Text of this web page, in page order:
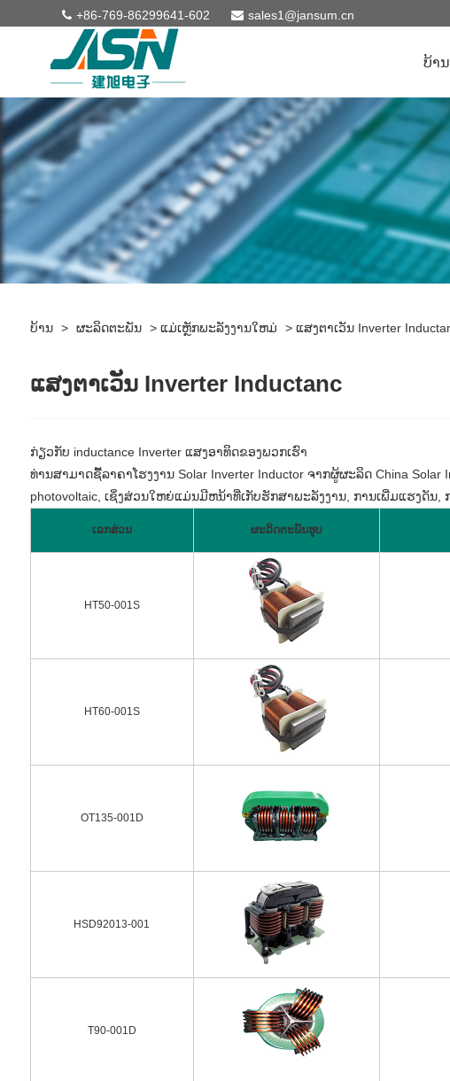
+86-769-86299641-602 sales1@jansum.cn
ບ້ານ
ບ້ານ > ຜະລິດຕະພັນ > ແມ່ເຫຼັກພະລັງງານໃຫມ່ > ແສງຕາເວັນ Inverter
ແສງຕາເວັນ Inverter Inductanc
ກ່ຽວກັບ inductance Inverter ແສງອາທິດຂອງພວກເຮົາ
ທ່ານສາມາດຊື້ລາຄາໂຮງງານ Solar Inverter Inductor ຈາກຜູ້ຜະລິດ China
photovoltaic, ເຊິ່ງສ່ວນໃຫຍ່ແມ່ນມີຫນ້າທີ່ເກັບຮັກສາພະລັງງານ, ການເພີ່ມແຮງດັນ,
ເລກສ່ວນ ຜະລິດຕະພັນຮູບ
HT50-001S
HT60-001S
OT135-001D
HSD92013-001
T90-001D